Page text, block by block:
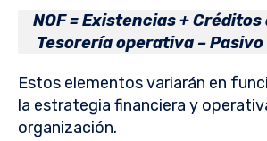
NOF = Existencias +
Tesorería operativa –
Estos elementos variarán en
la estrategia financiera y
organización.